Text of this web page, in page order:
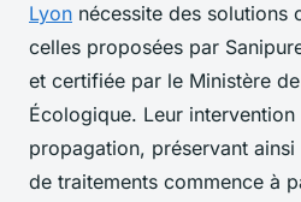
Lyon nécessite des solutions
celles proposées par
et certifiée par le Ministère
Écologique. Leur
propagation, préservant
de traitements commence à